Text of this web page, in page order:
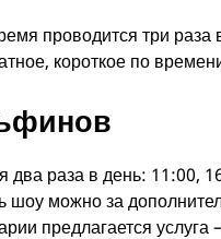
проводится три
короткое по
два раза в день: 11:00,
шоу можно за
предлагается